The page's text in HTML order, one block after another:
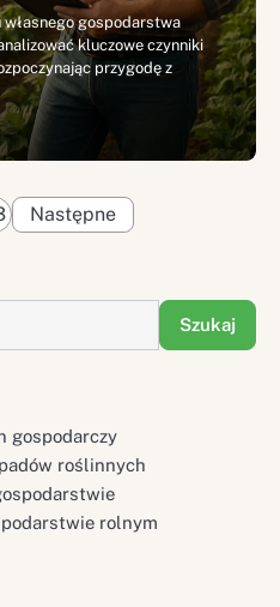
gospodarstwa
kluczowe czynniki
przygodę z
Stronicowanie
Następne
Szukaj
gospodarczy
roślinnych
rolnym